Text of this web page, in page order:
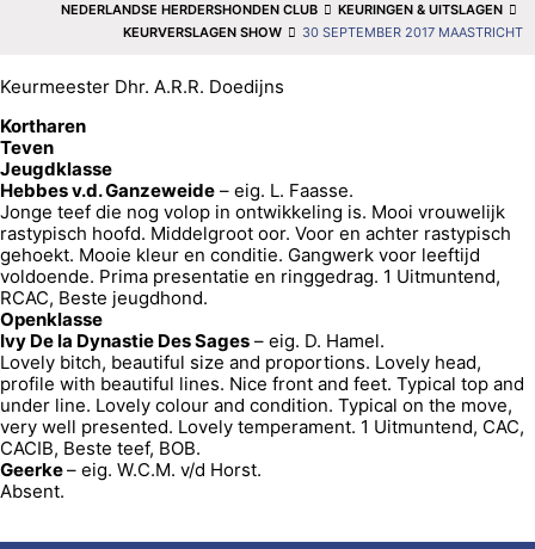
NEDERLANDSE HERDERSHONDEN CLUB
KEURINGEN & UITSLAGEN
KEURVERSLAGEN SHOW
30 SEPTEMBER 2017 MAASTRICHT
Keurmeester Dhr. A.R.R. Doedijns
Kortharen
Teven
Jeugdklasse
Hebbes v.d. Ganzeweide – eig. L. Faasse.
Jonge teef die nog volop in ontwikkeling is. Mooi vrouwelijk
rastypisch hoofd. Middelgroot oor. Voor en achter rastypisch
gehoekt. Mooie kleur en conditie. Gangwerk voor leeftijd
voldoende. Prima presentatie en ringgedrag. 1 Uitmuntend,
RCAC, Beste jeugdhond.
Openklasse
Ivy De la Dynastie Des Sages – eig. D. Hamel.
Lovely bitch, beautiful size and proportions. Lovely head,
profile with beautiful lines. Nice front and feet. Typical top and
under line. Lovely colour and condition. Typical on the move,
very well presented. Lovely temperament. 1 Uitmuntend, CAC,
CACIB, Beste teef, BOB.
Geerke– eig. W.C.M. v/d Horst.
Absent.